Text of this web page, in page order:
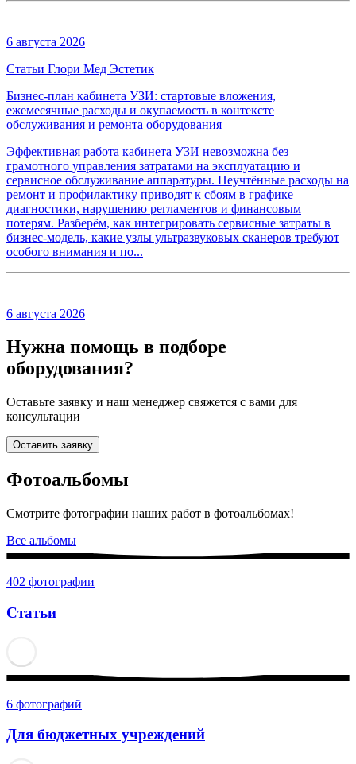
6 августа 2026
Статьи Глори Мед Эстетик
Бизнес-план кабинета УЗИ: стартовые вложения,
ежемесячные расходы и окупаемость в контексте
обслуживания и ремонта оборудования
Эффективная работа кабинета УЗИ невозможна без
грамотного управления затратами на эксплуатацию и
сервисное обслуживание аппаратуры. Неучтённые расходы на
ремонт и профилактику приводят к сбоям в графике
диагностики, нарушению регламентов и финансовым
потерям. Разберём, как интегрировать сервисные затраты в
бизнес-модель, какие узлы ультразвуковых сканеров требуют
особого внимания и по...
6 августа 2026
Нужна помощь в подборе
оборудования?
Оставьте заявку и наш менеджер свяжется с вами для
консультации
Оставить заявку
Фотоальбомы
Смотрите фотографии наших работ в фотоальбомах!
Все альбомы
402 фотографии
Статьи
6 фотографий
Для бюджетных учреждений